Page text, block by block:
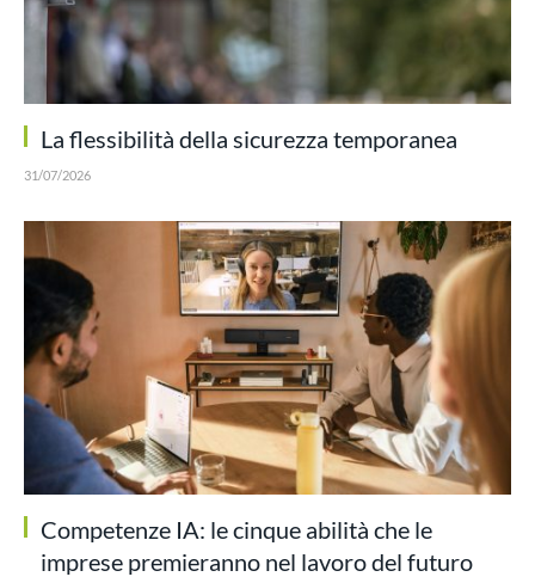
La flessibilità della sicurezza temporanea
31/07/2026
Competenze IA: le cinque abilità che le
imprese premieranno nel lavoro del futuro